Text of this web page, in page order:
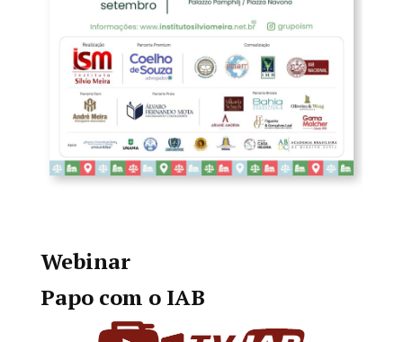
Webinar
Papo com o IAB